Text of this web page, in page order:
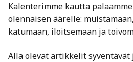
Kalenterimme kautta
olennaisen äärelle:
katumaan, iloitsemaan ja
Alla olevat artikkelit